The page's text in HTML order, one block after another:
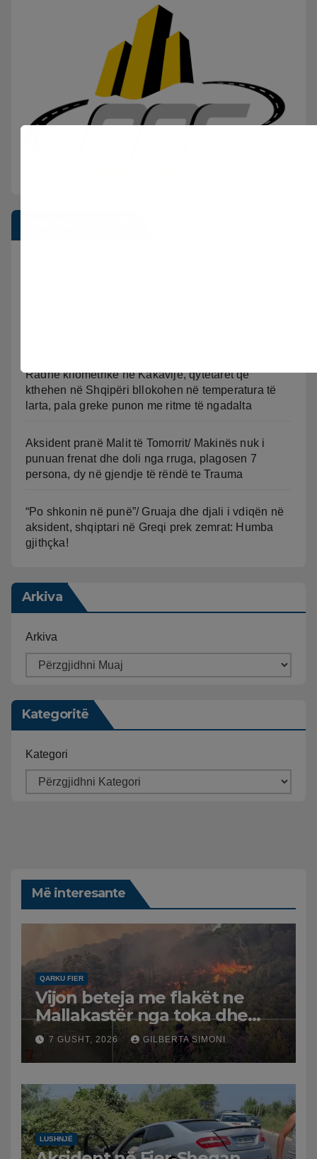
Radhë kilometrike në Kakavijë, qytetarët që
kthehen në Shqipëri bllokohen në temperatura të
larta, pala greke punon me ritme të ngadalta
Aksident pranë Malit të Tomorrit/ Makinës nuk i
punuan frenat dhe doli nga rruga, plagosen 7
persona, dy në gjendje të rëndë te Trauma
“Po shkonin në punë”/ Gruaja dhe djali i vdiqën në
aksident, shqiptari në Greqi prek zemrat: Humba
gjithçka!
Arkiva
Arkiva
Kategoritë
Kategori
Më interesante
QARKU FIER
Vijon beteja me flakët ne
Mallakastër nga toka dhe
nga ajri me dy helikopterë.
7 GUSHT, 2026 GILBERTA SIMONI
LUSHNJË